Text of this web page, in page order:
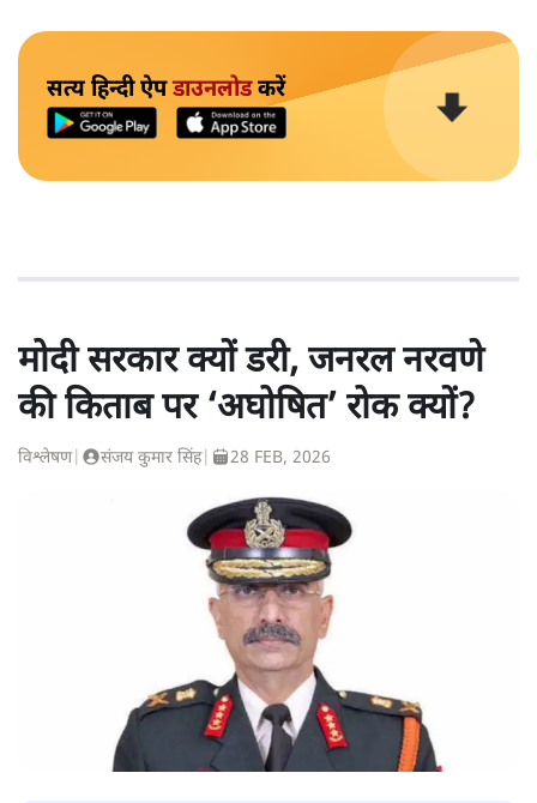
सत्य हिन्दी ऐपडाउनलोडकरें
मोदी सरकार क्यों डरी, जनरल नरवणे
की किताब पर ‘अघोषित’ रोक क्यों?
विश्लेषण| संजय कुमार सिंह| 28 FEB, 2026